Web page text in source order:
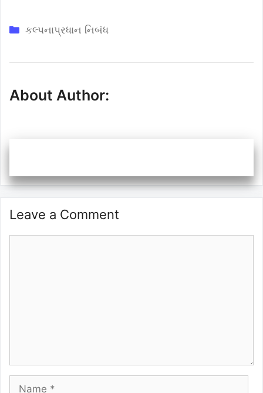
Categories
કલ્પનાપ્રધાન નિબંધ
About Author:
Leave a Comment
Name